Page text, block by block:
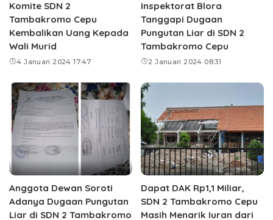
Komite SDN 2
Tambakromo Cepu
Kembalikan Uang Kepada
Wali Murid
4 Januari 2024 17:47
Inspektorat Blora
Tanggapi Dugaan
Pungutan Liar di SDN 2
Tambakromo Cepu
2 Januari 2024 08:31
Anggota Dewan Soroti
Adanya Dugaan Pungutan
Liar di SDN 2 Tambakromo
Dapat DAK Rp1,1 Miliar,
SDN 2 Tambakromo Cepu
Masih Menarik Iuran dari